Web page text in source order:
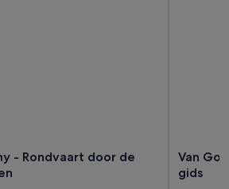
- Rondvaart door de
Van
gids